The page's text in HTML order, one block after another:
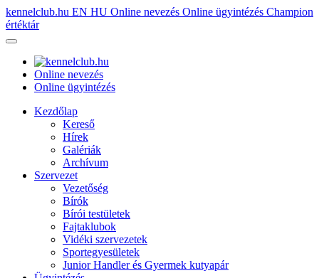
kennelclub.hu EN HU Online nevezés Online ügyintézés Champion
értéktár
Online nevezés
Online ügyintézés
Kezdőlap
Kereső
Hírek
Galériák
Archívum
Szervezet
Vezetőség
Bírók
Bírói testületek
Fajtaklubok
Vidéki szervezetek
Sportegyesületek
Junior Handler és Gyermek kutyapár